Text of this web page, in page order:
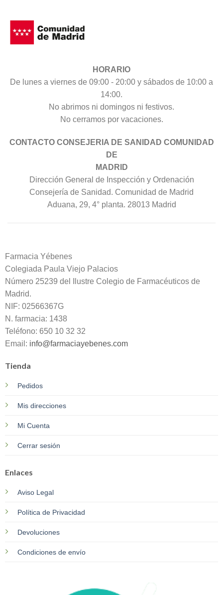
HORARIO
De lunes a viernes de 09:00 - 20:00 y sábados de 10:00 a
14:00.
No abrimos ni domingos ni festivos.
No cerramos por vacaciones.
CONTACTO CONSEJERIA DE SANIDAD COMUNIDAD
DE
MADRID
Dirección General de Inspección y Ordenación
Consejería de Sanidad. Comunidad de Madrid
Aduana, 29, 4° planta. 28013 Madrid
Farmacia Yébenes
Colegiada Paula Viejo Palacios
Número 25239 del Ilustre Colegio de Farmacéuticos de
Madrid.
NIF: 02566367G
N. farmacia: 1438
Teléfono: 650 10 32 32
Email: info@farmaciayebenes.com
Tienda
Pedidos
Mis direcciones
Mi Cuenta
Cerrar sesión
Enlaces
Aviso Legal
Política de Privacidad
Devoluciones
Condiciones de envío